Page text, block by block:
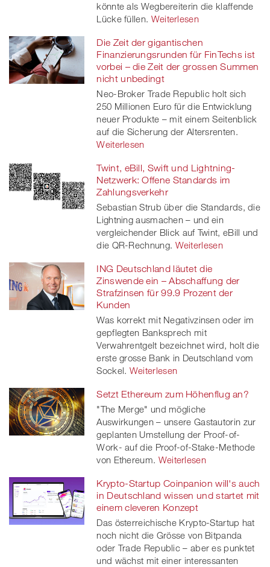
könnte als Wegbereiterin die klaffende
Lücke füllen. Weiterlesen
Die Zeit der gigantischen
Finanzierungsrunden für FinTechs ist
vorbei – die Zeit der grossen Summen
nicht unbedingt
Neo-Broker Trade Republic holt sich
250 Millionen Euro für die Entwicklung
neuer Produkte – mit einem Seitenblick
auf die Sicherung der Altersrenten.
Weiterlesen
Twint, eBill, Swift und Lightning-
Netzwerk: Offene Standards im
Zahlungsverkehr
Sebastian Strub über die Standards, die
Lightning ausmachen – und ein
vergleichender Blick auf Twint, eBill und
die QR-Rechnung. Weiterlesen
ING Deutschland läutet die
Zinswende ein – Abschaffung der
Strafzinsen für 99.9 Prozent der
Kunden
Was korrekt mit Negativzinsen oder im
gepflegten Banksprech mit
Verwahrentgelt bezeichnet wird, holt die
erste grosse Bank in Deutschland vom
Sockel. Weiterlesen
Setzt Ethereum zum Höhenflug an?
"The Merge" und mögliche
Auswirkungen – unsere Gastautorin zur
geplanten Umstellung der Proof-of-
Work- auf die Proof-of-Stake-Methode
von Ethereum. Weiterlesen
Krypto-Startup Coinpanion will's auch
in Deutschland wissen und startet mit
einem cleveren Konzept
Das österreichische Krypto-Startup hat
noch nicht die Grösse von Bitpanda
oder Trade Republic – aber es punktet
und wächst mit einer interessanten